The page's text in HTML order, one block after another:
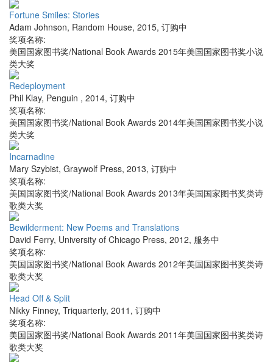
Fortune Smiles: Stories
Adam Johnson, Random House, 2015, 订购中
奖项名称:
美国国家图书奖/National Book Awards 2015年美国国家图书奖小说
类大奖
Redeployment
Phil Klay, Penguin , 2014, 订购中
奖项名称:
美国国家图书奖/National Book Awards 2014年美国国家图书奖小说
类大奖
Incarnadine
Mary Szybist, Graywolf Press, 2013, 订购中
奖项名称:
美国国家图书奖/National Book Awards 2013年美国国家图书奖类诗
歌类大奖
Bewilderment: New Poems and Translations
David Ferry, University of Chicago Press, 2012, 服务中
奖项名称:
美国国家图书奖/National Book Awards 2012年美国国家图书奖类诗
歌类大奖
Head Off & Split
Nikky Finney, Triquarterly, 2011 , 订购中
奖项名称:
美国国家图书奖/National Book Awards 2011年美国国家图书奖类诗
歌类大奖